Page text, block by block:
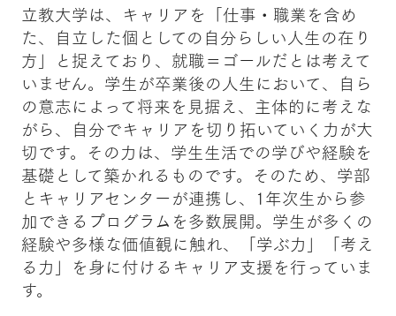
立教大学は、キャリアを「仕事・職業を含め
た、自立した個としての自分らしい人生の在り
方」と捉えており、就職＝ゴールだとは考えて
いません。学生が卒業後の人生において、自ら
の意志によって将来を見据え、主体的に考えな
がら、自分でキャリアを切り拓いていく力が大
切です。その力は、学生生活での学びや経験を
基礎として築かれるものです。そのため、学部
とキャリアセンターが連携し、1年次生から参
加できるプログラムを多数展開。学生が多くの
経験や多様な価値観に触れ、「学ぶ力」「考え
る力」を身に付けるキャリア支援を行っていま
す。